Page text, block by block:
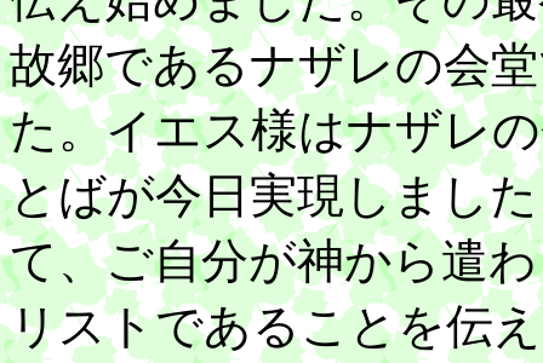
故郷であるナザレの会
た。イエス様はナザレ
とばが今日実現しまし
て、ご自分が神から遣
リストであることを伝